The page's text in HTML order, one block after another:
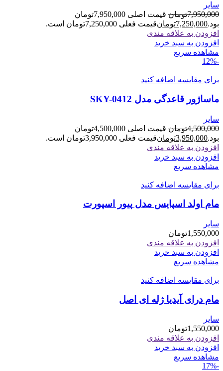
سایر
7,950,000تومان
قیمت اصلی 7,950,000تومان
بود.7,250,000تومانقیمت فعلی 7,250,000تومان است.
افزودن به علاقه مندی
افزودن به سبد خرید
مشاهده سریع
-12%
برای مقایسه اضافه کنید
ماساژور قاعدگی مدل SKY-0412
سایر
4,500,000تومان
قیمت اصلی 4,500,000تومان
بود.3,950,000تومانقیمت فعلی 3,950,000تومان است.
افزودن به علاقه مندی
افزودن به سبد خرید
مشاهده سریع
برای مقایسه اضافه کنید
مام اولد اسپایس مدل پیور اسپورت
سایر
1,550,000تومان
افزودن به علاقه مندی
افزودن به سبد خرید
مشاهده سریع
برای مقایسه اضافه کنید
مام درای آیدیا ژله ای اصل
سایر
1,550,000تومان
افزودن به علاقه مندی
افزودن به سبد خرید
مشاهده سریع
-17%